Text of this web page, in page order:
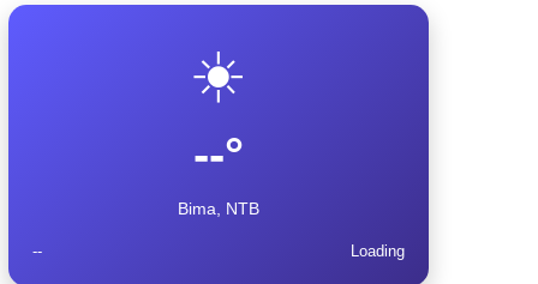
☀️
--°
Bima, NTB
-- Loading